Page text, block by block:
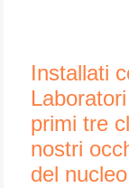
Installati
primi tre
nostri
del